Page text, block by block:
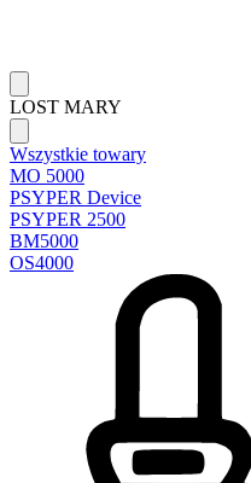
LOST MARY
Wszystkie towary
MO 5000
PSYPER Device
PSYPER 2500
BM5000
OS4000